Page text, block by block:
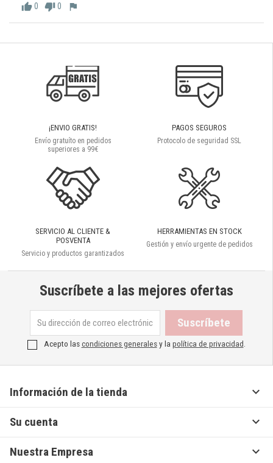
thumb_up0 thumb_down0 flag
¡ENVIO GRATIS!
Envío gratuíto en pedidos
superiores a 99€
PAGOS SEGUROS
Protocolo de seguridad SSL
SERVICIO AL CLIENTE &
POSVENTA
Servicio y productos garantizados
HERRAMIENTAS EN STOCK
Gestión y envío urgente de pedidos
Suscríbete a las mejores ofertas
Acepto lascondiciones generalesy la política de privacidad
Información de la tienda 
Su cuenta 
Nuestra Empresa 